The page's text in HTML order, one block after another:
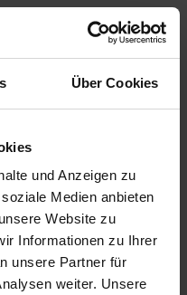
Über Cookies
und Anzeigen zu
Medien anbieten
Website zu
Informationen zu Ihrer
unsere Partner für
weiter. Unsere